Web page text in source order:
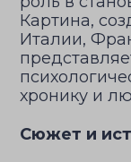
Картина,
Италии,
хронику и
Сюжет и